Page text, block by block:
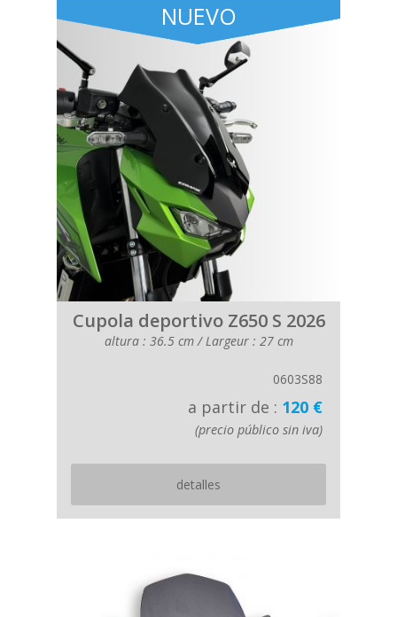
NUEVO
Cupola deportivo Z650 S 2026
altura : 36.5 cm / Largeur : 27 cm
0603S88
a partir de : 120 €
(precio público sin iva)
detalles